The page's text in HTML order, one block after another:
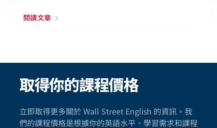
閱讀文章
取得你的課程價格
立即取得更多關於 Wall Street English 的資訊。我
們的課程價格是根據你的英語水平、學習需求和課程